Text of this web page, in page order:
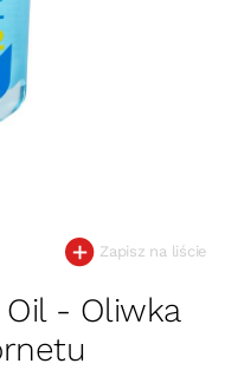
Zapisz na liście
Oil - Oliwka